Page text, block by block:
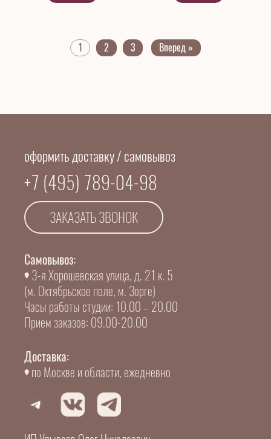
1 2 3 Вперед »
оформить доставку / самовывоз
+7 (495) 789-04-98
ЗАКАЗАТЬ ЗВОНОК
Самовывоз:
3-я Хорошевская улица, д. 21 к. 5
(м. Октябрьское поле, м. Зорге)
Часы работы студии: 10.00 – 20.00
Прием заказов: 09.00-20.00
Доставка:
по Москве и области, ежедневно